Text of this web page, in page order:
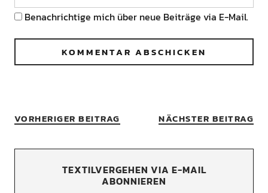
Benachrichtige mich über neue Beiträge via E-Mail.
VORHERIGER BEITRAG NÄCHSTER BEITRAG
TEXTILVERGEHEN VIA E-MAIL
ABONNIEREN